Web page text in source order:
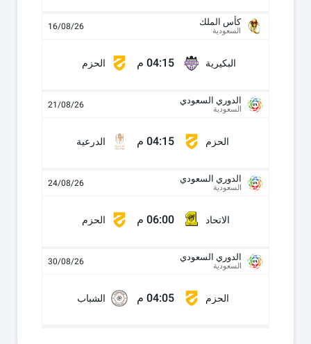
كأس الملك
السعودية 16/08/26
البكيرية 04:15 م الحزم
الدوري السعودي
السعودية 21/08/26
الحزم 04:15 م الدرعية
الدوري السعودي
السعودية 24/08/26
الاتحاد 06:00 م الحزم
الدوري السعودي
السعودية 30/08/26
الحزم 04:05 م الشباب